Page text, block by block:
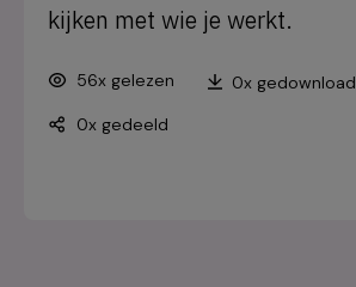
kijken met wie je werkt.
56x gelezen
0x gedownload
0x gedeeld